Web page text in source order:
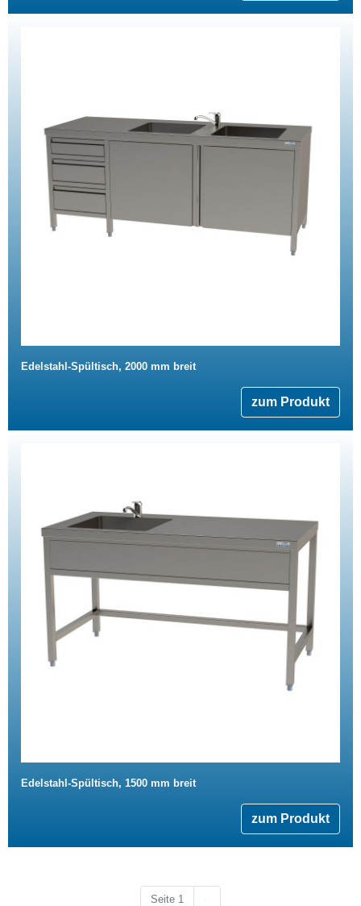
Edelstahl-Spültisch, 2000 mm breit
zum Produkt
Edelstahl-Spültisch, 1500 mm breit
zum Produkt
Seite 1